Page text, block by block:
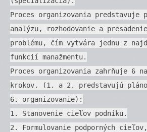
Proces organizovania predstavuje
analýzu, rozhodovanie a
problému, čím vytvára jednu z
funkcií manažmentu.
Proces organizovania zahrňuje 6
krokov. (1. a 2. predstavujú
6. organizovanie):
1. Stanovenie cieľov podniku.
2. Formulovanie podporných